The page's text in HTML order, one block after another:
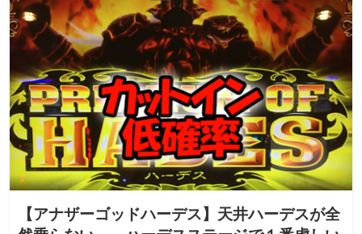
【アナザーゴッドハーデス】天井ハーデスが全